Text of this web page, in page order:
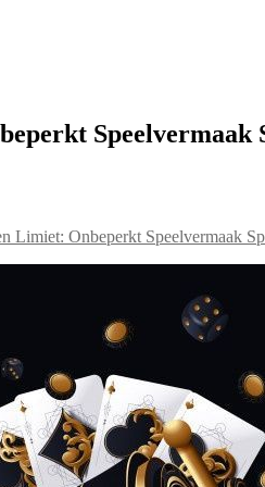
Speelvermaak
Limiet: Onbeperkt Speelvermaak